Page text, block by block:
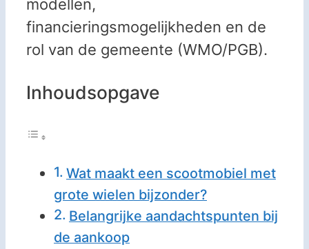
modellen,
financieringsmogelijkheden en de
rol van de gemeente (WMO/PGB).
Inhoudsopgave
Wat maakt een scootmobiel met
grote wielen bijzonder?
Belangrijke aandachtspunten bij
de aankoop